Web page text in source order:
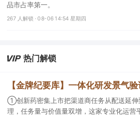
品市占率第一。
267 人解锁 ·08-06 14:54 星期四
热门解锁
①创新药密集上市把渠道商任务从配送延伸
理，任务量与价值量双增，这家专业化运营